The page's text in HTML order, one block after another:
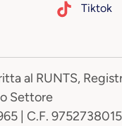
Tiktok
al RUNTS,
Settore
| C.F.